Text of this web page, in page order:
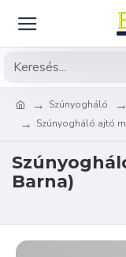
Szúnyogháló
Szúnyogháló ajtó
Barna)